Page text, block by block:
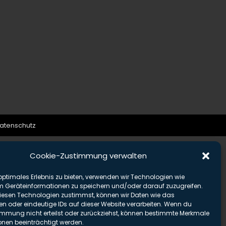
Cookie-Zustimmung verwalten
Erlebnis zu bieten, verwenden wir Technologien wie
Geräteinformationen zu speichern und/oder darauf zuzugreifen.
Technologien zustimmst, können wir Daten wie das
oder eindeutige IDs auf dieser Website verarbeiten. Wenn du
nicht erteilst oder zurückziehst, können bestimmte Merkmale
beeinträchtigt werden.